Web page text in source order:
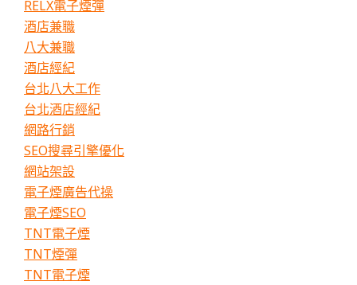
RELX電子煙彈
酒店兼職
八大兼職
酒店經紀
台北八大工作
台北酒店經紀
網路行銷
SEO搜尋引擎優化
網站架設
電子煙廣告代操
電子煙SEO
TNT電子煙
TNT煙彈
TNT電子煙